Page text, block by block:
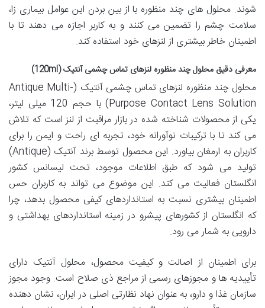
شوند. محلول های چند منظوره با از بین بردن این عوامل بیماری زا،
سلامت چشم را تضمین می کنند و به کاربر اجازه می دهند تا با
اطمینان خاطر بیشتری از لنزهای خود استفاده کند.
معرفی دقیق محلول چند منظوره لنزهای تماس چشمی آنتیک (120ml)
محلول چند منظوره لنزهای تماس چشمی آنتیک (Antique Multi-
Purpose Contact Lens Solution) با حجم 120 میلی لیتر،
یکی از محصولات شناخته شده در بازار مراقبت از لنز است که تلاش
می کند تا با ترکیبات نوآورانه خود، تجربه ای راحت و ایمن را برای
کاربران به ارمغان بیاورد. این محصول توسط برند آنتیک (Antique)
تولید می شود که طبق اطلاعات موجود، تحت لیسانس کشور
انگلستان فعالیت می کند. این موضوع می تواند به کاربران حس
اطمینان بیشتری نسبت به استانداردهای کیفی محصول بدهد، چرا
که انگلستان از کشورهای پیشرو در زمینه استانداردهای بهداشتی و
دارویی به شمار می رود.
برای اطمینان از اصالت و کیفیت محصول، محلول آنتیک دارای
تأییدیه ها و مجوزهای رسمی از مراجع ذی صلاح است. وجود مجوز
سازمان غذا و دارو، به عنوان نهاد نظارتی اصلی در ایران، نشان دهنده